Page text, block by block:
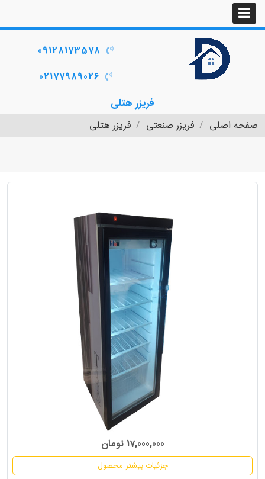
فریزر هتلی
09128173578
02177989026
صفحه اصلی فریزر صنعتی فریزر هتلی
17,000,000 تومان
جزئیات بیشتر محصول